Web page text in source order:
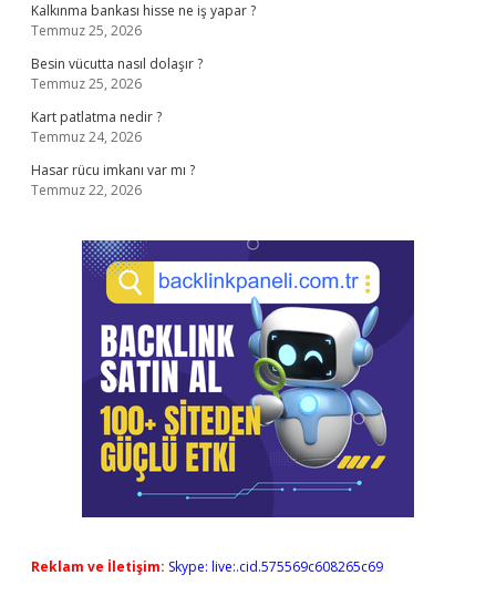
Kalkınma bankası hisse ne iş yapar ?
Temmuz 25, 2026
Besin vücutta nasıl dolaşır ?
Temmuz 25, 2026
Kart patlatma nedir ?
Temmuz 24, 2026
Hasar rücu imkanı var mı ?
Temmuz 22, 2026
Reklam ve İletişim: Skype: live:.cid.575569c608265c69